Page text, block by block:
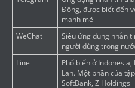
Đông, được biết đến
mạnh mẽ
WeChat
Siêu ứng dụng nhắn
người dùng trong
Line
Phổ biến ở
Lan. Một phần của
SoftBank, Z Holdings